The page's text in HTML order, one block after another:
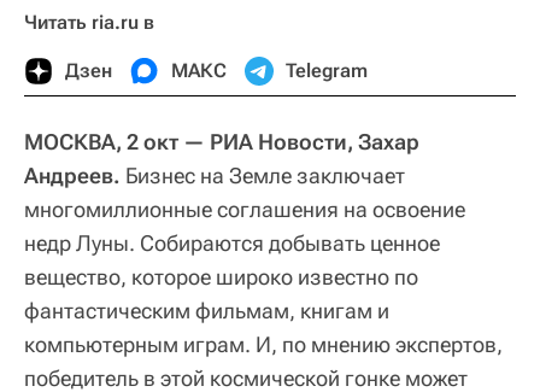
Читать ria.ru в
Дзен МАКС Telegram
МОСКВА, 2 окт — РИА Новости, Захар
Андреев. Бизнес на Земле заключает
многомиллионные соглашения на освоение
недр Луны. Собираются добывать ценное
вещество, которое широко известно по
фантастическим фильмам, книгам и
компьютерным играм. И, по мнению экспертов,
победитель в этой космической гонке может